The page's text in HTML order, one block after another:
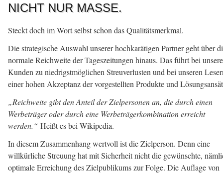
NICHT NUR MASSE.
Steckt doch im Wort selbst schon das Qualitätsmerkmal.
Die strategische Auswahl unserer hochkarätigen Partner geht über
normale Reichweite der Tageszeitungen hinaus. Das führt bei
Kunden zu niedrigstmöglichen Streuverlusten und bei unseren
einer hohen Akzeptanz der vorgestellten Produkte und
„Reichweite gibt den Anteil der Zielpersonen an, die durch einen
Werbeträger oder durch eine Werbeträgerkombination erreicht
werden.“ Heißt es bei Wikipedia.
In diesem Zusammenhang wertvoll ist die Zielperson. Denn eine
willkürliche Streuung hat mit Sicherheit nicht die gewünschte,
optimale Erreichung des Zielpublikums zur Folge. Die Auflage von